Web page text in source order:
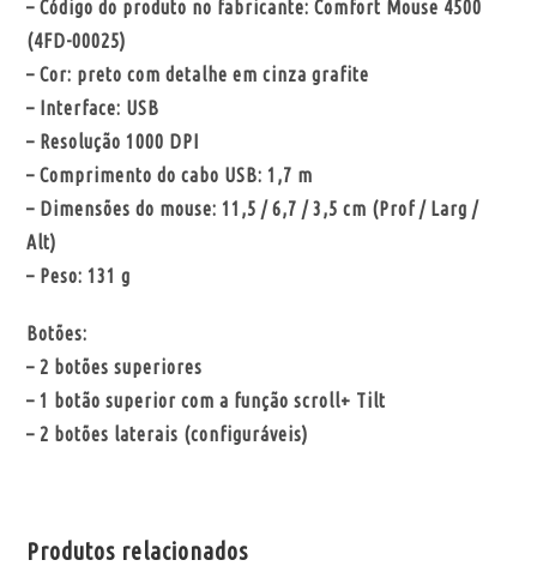
– Código do produto no fabricante: Comfort Mouse 4500
(4FD-00025)
– Cor: preto com detalhe em cinza grafite
– Interface: USB
– Resolução 1000 DPI
– Comprimento do cabo USB: 1,7 m
– Dimensões do mouse: 11,5 / 6,7 / 3,5 cm (Prof / Larg /
Alt)
– Peso: 131 g
Botões:
– 2 botões superiores
– 1 botão superior com a função scroll+ Tilt
– 2 botões laterais (configuráveis)
Produtos relacionados